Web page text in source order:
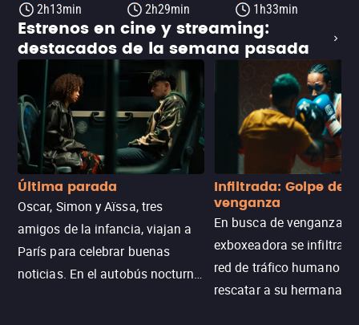
2h13min
2h29min
1h33min
Estrenos en cine y streaming:
destacados de la semana pasada
Última parada
Oscar, Simon y Aïssa, tres
amigos de la infancia, viajan a
París para celebrar buenas
noticias. En el autobús nocturno
Infiltrada: Golpe de
venganza
En busca de venganza,
exboxeadora se infiltra
red de tráfico humano
rescatar a su hermana